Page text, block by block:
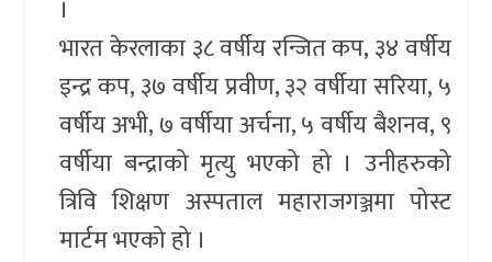
।
भारत केरलाका ३८ वर्षीय रन्जित कप, ३४ वर्षीय
इन्द्र कप, ३७ वर्षीय प्रवीण, ३२ वर्षीया सरिया, ५
वर्षीय अभी, ७ वर्षीया अर्चना, ५ वर्षीय बैशनव, ९
वर्षीया बन्द्राको मृत्यु भएको हो । उनीहरुको
त्रिवि शिक्षण अस्पताल महाराजगञ्जमा पोस्ट
मार्टम भएको हो ।